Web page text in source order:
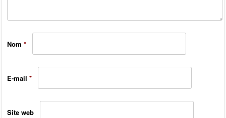
Nom*
E-mail*
Site web